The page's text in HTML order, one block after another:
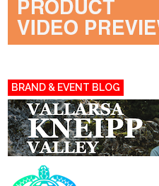
BRAND & EVENT BLOG